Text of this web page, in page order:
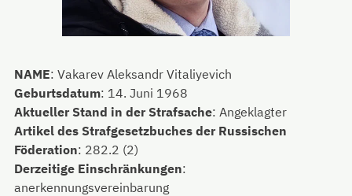
NAME: Vakarev Aleksandr Vitaliyevich
Geburtsdatum: 14. Juni 1968
Aktueller Stand in der Strafsache: Angeklagter
Artikel des Strafgesetzbuches der Russischen
Föderation: 282.2 (2)
Derzeitige Einschränkungen:
anerkennungsvereinbarung